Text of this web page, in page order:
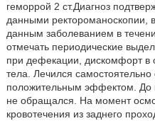
геморрой 2 ст.Диагноз
данными ректороманоскопии,
данным заболеванием в
отмечать периодические
при дефекации, дискомфорт в
тела. Лечился
положительным эффектом. До
не обращался. На момент
кровотечения из заднего